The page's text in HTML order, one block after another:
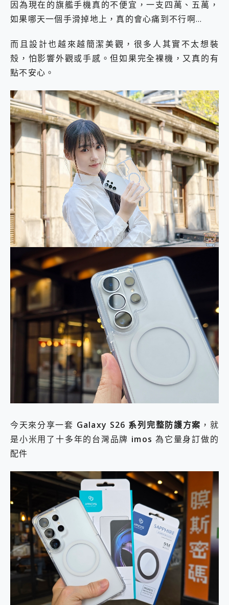
因為現在的旗艦手機真的不便宜，一支四萬、五萬，
如果哪天一個手滑掉地上，真的會心痛到不行啊…
而且設計也越來越簡潔美觀，很多人其實不太想裝
殼，怕影響外觀或手感。但如果完全裸機，又真的有
點不安心。
今天來分享一套 Galaxy S26 系列完整防護方案 ，就
是小米用了十多年的台灣品牌 imos 為它量身訂做的
配件